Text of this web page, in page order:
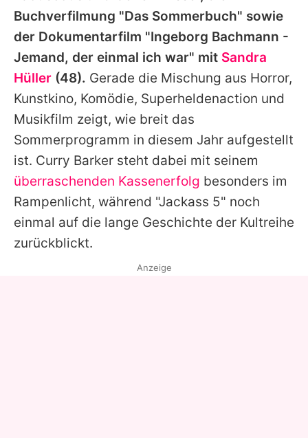
Buchverfilmung "Das Sommerbuch" sowie
der Dokumentarfilm "Ingeborg Bachmann -
Jemand, der einmal ich war" mit Sandra
Hüller (48). Gerade die Mischung aus Horror,
Kunstkino, Komödie, Superheldenaction und
Musikfilm zeigt, wie breit das
Sommerprogramm in diesem Jahr aufgestellt
ist. Curry Barker steht dabei mit seinem
überraschenden Kassenerfolg besonders im
Rampenlicht, während "Jackass 5" noch
einmal auf die lange Geschichte der Kultreihe
zurückblickt.
Anzeige